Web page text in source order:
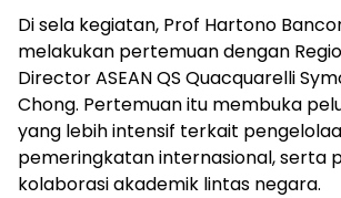
Di sela kegiatan, Prof Hartono
melakukan pertemuan dengan
Director ASEAN QS Quacquarelli
Chong. Pertemuan itu membuka
yang lebih intensif terkait
pemeringkatan internasional, serta
kolaborasi akademik lintas negara.